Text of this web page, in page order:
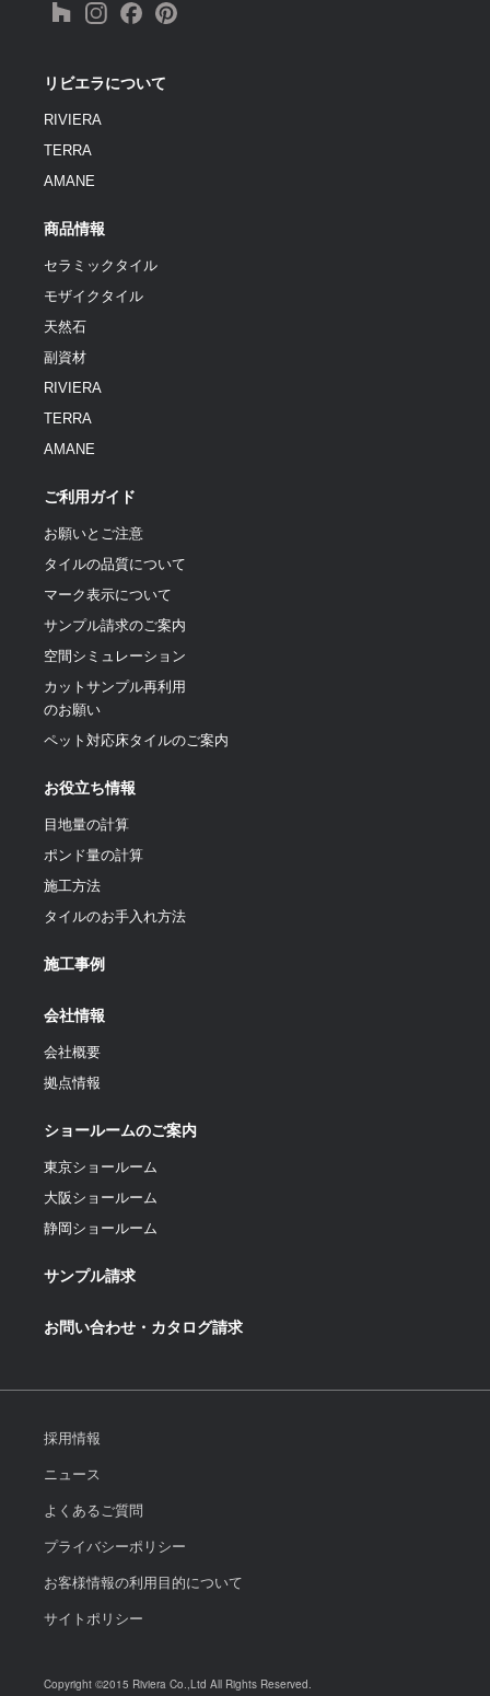
リビエラについて
RIVIERA
TERRA
AMANE
商品情報
セラミックタイル
モザイクタイル
天然石
副資材
RIVIERA
TERRA
AMANE
ご利用ガイド
お願いとご注意
タイルの品質について
マーク表示について
サンプル請求のご案内
空間シミュレーション
カットサンプル再利用
のお願い
ペット対応床タイルのご案内
お役立ち情報
目地量の計算
ポンド量の計算
施工方法
タイルのお手入れ方法
施工事例
会社情報
会社概要
拠点情報
ショールームのご案内
東京ショールーム
大阪ショールーム
静岡ショールーム
サンプル請求
お問い合わせ・カタログ請求
採用情報
ニュース
よくあるご質問
プライバシーポリシー
お客様情報の利用目的について
サイトポリシー
Copyright ©2015 Riviera Co.,Ltd All Rights Reserved.